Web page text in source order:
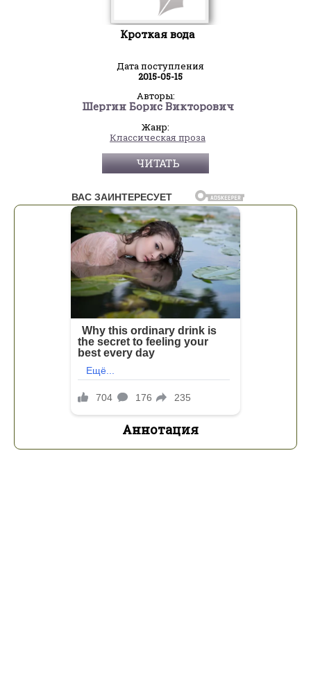
Кроткая вода
Дата поступления
2015-05-15
Авторы:
Шергин Борис Викторович
Жанр:
Классическая проза
ЧИТАТЬ
Аннотация